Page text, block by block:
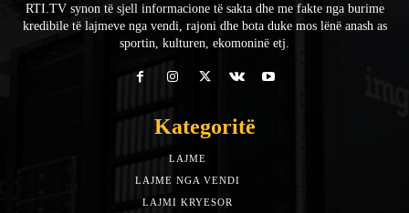
RTI.TV synon të sjell informacione të sakta dhe me fakte nga burime
kredibile të lajmeve nga vendi, rajoni dhe bota duke mos lënë anash as
sportin, kulturen, ekomoninë etj.
Kategoritë
LAJME
LAJME NGA VENDI
LAJMI KRYESOR